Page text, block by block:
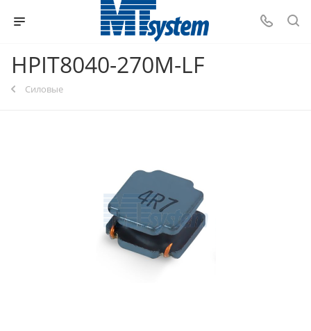
HPIT8040-270M-LF
Силовые